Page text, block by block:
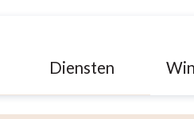
Diensten